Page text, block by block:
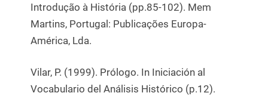
Introdução à História (pp.85-102). Mem
Martins, Portugal: Publicações Europa-
América, Lda.
Vilar, P. (1999). Prólogo. In Iniciación al
Vocabulario del Análisis Histórico (p.12).